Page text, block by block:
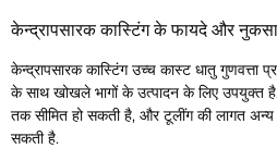
केन्द्रापसारक कास्टिंग के फायदे और
केन्द्रापसारक कास्टिंग उच्च कास्ट धातु गुणवत्ता
के साथ खोखले भागों के उत्पादन के लिए उपयुक्त है.
तक सीमित हो सकती है, और टूलींग की लागत अन्य
सकती है.